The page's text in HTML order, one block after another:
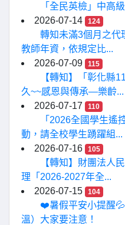
「全民英檢」中高
2026-07-14
124
轉知未滿3個月之代
教師年資，依規定比...
2026-07-09
115
【轉知】「彰化縣
久~~感恩與傳承—樂齡...
2026-07-17
110
「2026全國學生遙
動，請全校學生踴躍組...
2026-07-16
105
【轉知】財團法人
理「2026-2027年全...
2026-07-15
104
❤️暑假平安小提醒
溫）大家要注意！